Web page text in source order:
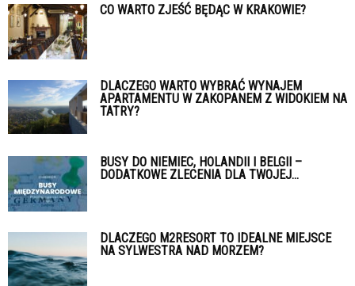
CO WARTO ZJEŚĆ BĘDĄC W KRAKOWIE?
DLACZEGO WARTO WYBRAĆ WYNAJEM
APARTAMENTU W ZAKOPANEM Z WIDOKIEM NA
TATRY?
BUSY DO NIEMIEC, HOLANDII I BELGII –
DODATKOWE ZLECENIA DLA TWOJEJ...
DLACZEGO M2RESORT TO IDEALNE MIEJSCE
NA SYLWESTRA NAD MORZEM?